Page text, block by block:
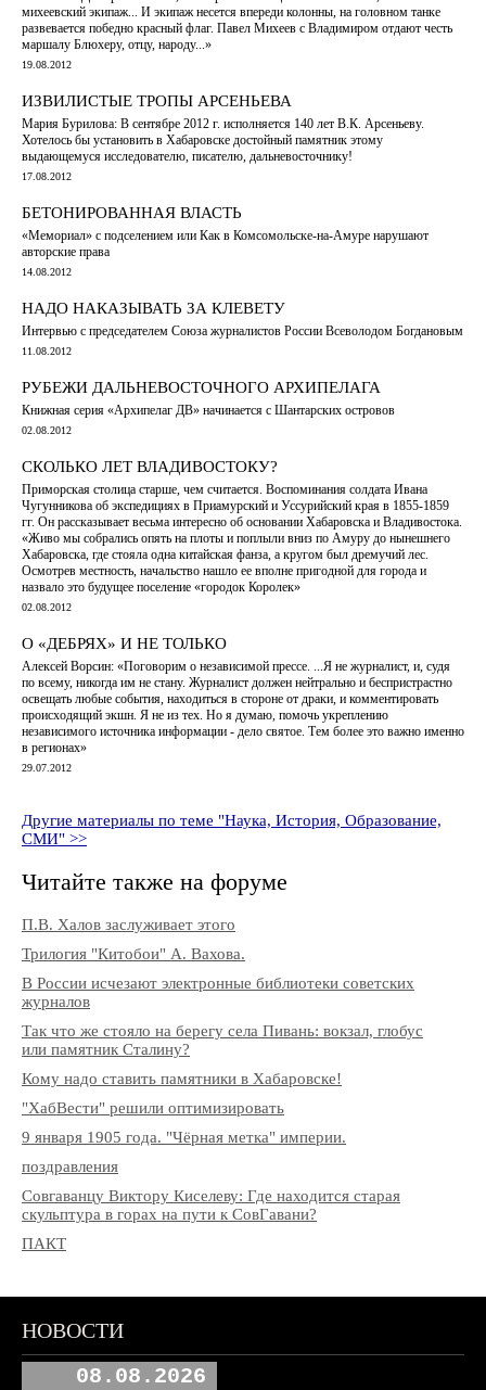
михеевский экипаж... И экипаж несется впереди колонны, на головном танке
развевается победно красный флаг. Павел Михеев с Владимиром отдают честь
маршалу Блюхеру, отцу, народу...»
19.08.2012
ИЗВИЛИСТЫЕ ТРОПЫ АРСЕНЬЕВА
Мария Бурилова: В сентябре 2012 г. исполняется 140 лет В.К. Арсеньеву.
Хотелось бы установить в Хабаровске достойный памятник этому
выдающемуся исследователю, писателю, дальневосточнику!
17.08.2012
БЕТОНИРОВАННАЯ ВЛАСТЬ
«Мемориал» с подселением или Как в Комсомольске-на-Амуре нарушают
авторские права
14.08.2012
НАДО НАКАЗЫВАТЬ ЗА КЛЕВЕТУ
Интервью с председателем Союза журналистов России Всеволодом Богдановым
11.08.2012
РУБЕЖИ ДАЛЬНЕВОСТОЧНОГО АРХИПЕЛАГА
Книжная серия «Архипелаг ДВ» начинается с Шантарских островов
02.08.2012
СКОЛЬКО ЛЕТ ВЛАДИВОСТОКУ?
Приморская столица старше, чем считается. Воспоминания солдата Ивана
Чугунникова об экспедициях в Приамурский и Уссурийский края в 1855-1859
гг. Он рассказывает весьма интересно об основании Хабаровска и Владивостока.
«Живо мы собрались опять на плоты и поплыли вниз по Амуру до нынешнего
Хабаровска, где стояла одна китайская фанза, а кругом был дремучий лес.
Осмотрев местность, начальство нашло ее вполне пригодной для города и
назвало это будущее поселение «городок Королек»
02.08.2012
О «ДЕБРЯХ» И НЕ ТОЛЬКО
Алексей Ворсин: «Поговорим о независимой прессе. ...Я не журналист, и, судя
по всему, никогда им не стану. Журналист должен нейтрально и беспристрастно
освещать любые события, находиться в стороне от драки, и комментировать
происходящий экшн. Я не из тех. Но я думаю, помочь укреплению
независимого источника информации - дело святое. Тем более это важно именно
в регионах»
29.07.2012
Другие материалы по теме "Наука, История, Образование,
СМИ" >>
Читайте также на форуме
П.В. Халов заслуживает этого
Трилогия "Китобои" А. Вахова.
В России исчезают электронные библиотеки советских
журналов
Так что же стояло на берегу села Пивань: вокзал, глобус
или памятник Сталину?
Кому надо ставить памятники в Хабаровске!
"ХабВести" решили оптимизировать
9 января 1905 года. "Чёрная метка" империи.
поздравления
Совгаванцу Виктору Киселеву: Где находится старая
скульптура в горах на пути к СовГавани?
ПАКТ
НОВОСТИ
08.08.2026